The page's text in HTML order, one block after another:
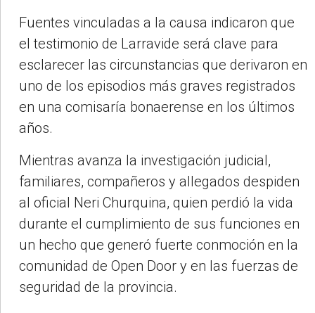
Fuentes vinculadas a la causa indicaron que
el testimonio de Larravide será clave para
esclarecer las circunstancias que derivaron en
uno de los episodios más graves registrados
en una comisaría bonaerense en los últimos
años.
Mientras avanza la investigación judicial,
familiares, compañeros y allegados despiden
al oficial Neri Churquina, quien perdió la vida
durante el cumplimiento de sus funciones en
un hecho que generó fuerte conmoción en la
comunidad de Open Door y en las fuerzas de
seguridad de la provincia.